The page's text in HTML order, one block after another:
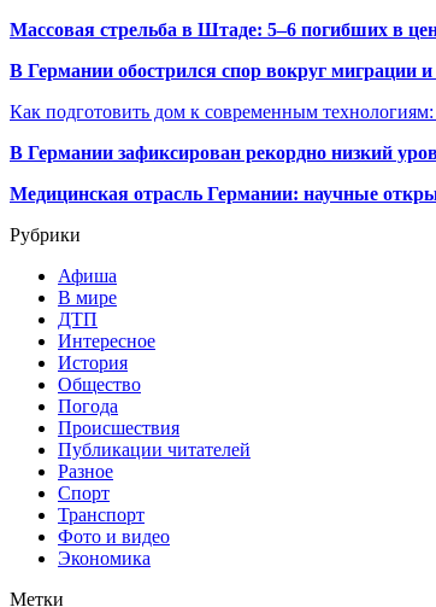
Массовая стрельба в Штаде: 5–6 погибших в
В Германии обострился спор вокруг миграции
Как подготовить дом к современным
В Германии зафиксирован рекордно низкий
Медицинская отрасль Германии: научные
Рубрики
Афиша
В мире
ДТП
Интересное
История
Общество
Погода
Происшествия
Публикации читателей
Разное
Спорт
Транспорт
Фото и видео
Экономика
Метки